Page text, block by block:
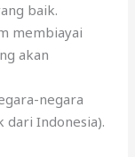
baik.
membiayai
akan
negara
dari Indonesia).